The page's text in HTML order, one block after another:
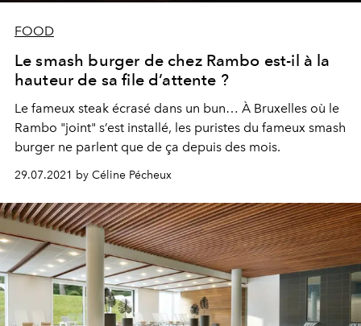
FOOD
Le smash burger de chez Rambo est-il à la
hauteur de sa file d’attente ?
Le fameux steak écrasé dans un bun… À Bruxelles où le
Rambo "joint" s’est installé, les puristes du fameux smash
burger ne parlent que de ça depuis des mois.
29.07.2021 by Céline Pécheux